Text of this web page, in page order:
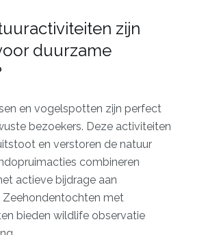
zijn
duurzame
en vogelspotten zijn perfect
bezoekers. Deze activiteiten
en verstoren de natuur
combineren
actieve bijdrage aan
Zeehondentochten met
bieden wildlife observatie